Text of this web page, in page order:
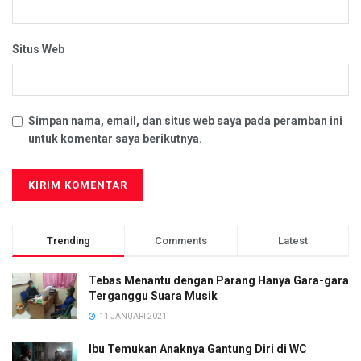
Situs Web
Simpan nama, email, dan situs web saya pada peramban ini
untuk komentar saya berikutnya.
Trending Comments Latest
Tebas Menantu dengan Parang Hanya Gara-gara
Terganggu Suara Musik
11 JANUARI 2021
Ibu Temukan Anaknya Gantung Diri di WC